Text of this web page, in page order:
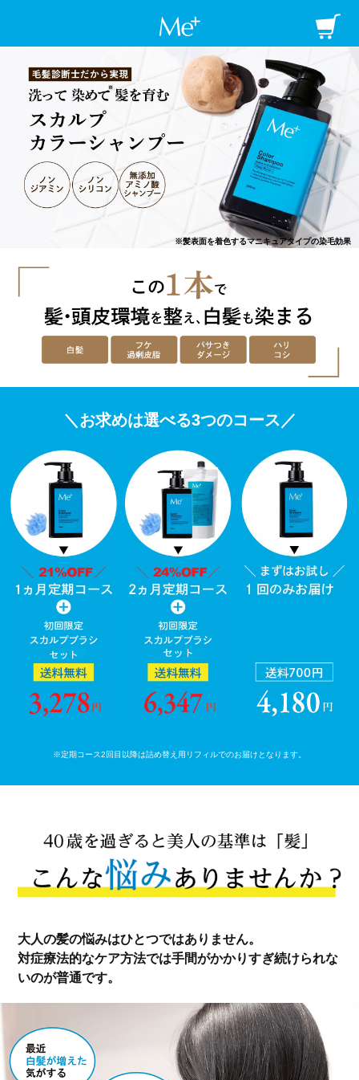
Me+ ミープラ
※髪表面を着色するマニキュアタイプの染毛効果
＼お求めは選べる3つのコース／
※定期コース2回目以降は詰め替え用リフィルでのお届けとなります。
大人の髪の悩みはひとつではありません。
対症療法的なケア方法では手間がかかりすぎ続けられな
いのが普通です。